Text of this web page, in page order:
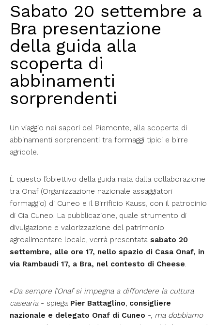
Sabato 20 settembre a
Bra presentazione
della guida alla
scoperta di
abbinamenti
sorprendenti
Un viaggio nei sapori del Piemonte, alla scoperta di
abbinamenti sorprendenti tra formaggi tipici e birre
agricole.
È questo l’obiettivo della guida nata dalla collaborazione
tra Onaf (Organizzazione nazionale assaggiatori
formaggio) di Cuneo e il Birrificio Kauss, con il patrocinio
di Cia Cuneo. La pubblicazione, quale strumento di
divulgazione e valorizzazione del patrimonio
agroalimentare locale, verrà presentata sabato 20
settembre, alle ore 17, nello spazio di Casa Onaf, in
via Rambaudi 17, a Bra, nel contesto di Cheese.
«Da sempre l’Onaf si impegna a diffondere la cultura
casearia- spiega Pier Battaglino, consigliere
nazionale e delegato Onaf di Cuneo -, ma dobbiamo